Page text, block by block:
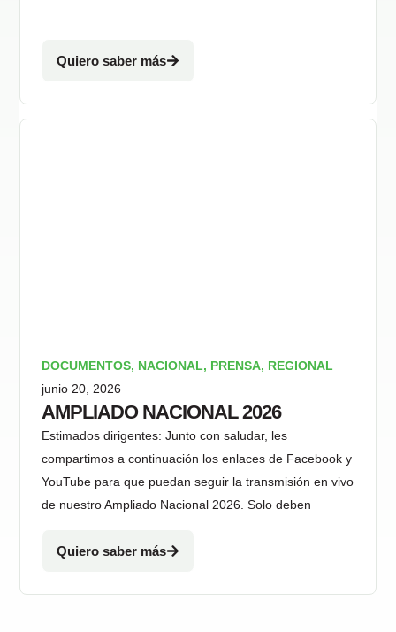
Quiero saber más
DOCUMENTOS, NACIONAL, PRENSA, REGIONAL
junio 20, 2026
AMPLIADO NACIONAL 2026
Estimados dirigentes: Junto con saludar, les
compartimos a continuación los enlaces de Facebook y
YouTube para que puedan seguir la transmisión en vivo
de nuestro Ampliado Nacional 2026. Solo deben
Quiero saber más